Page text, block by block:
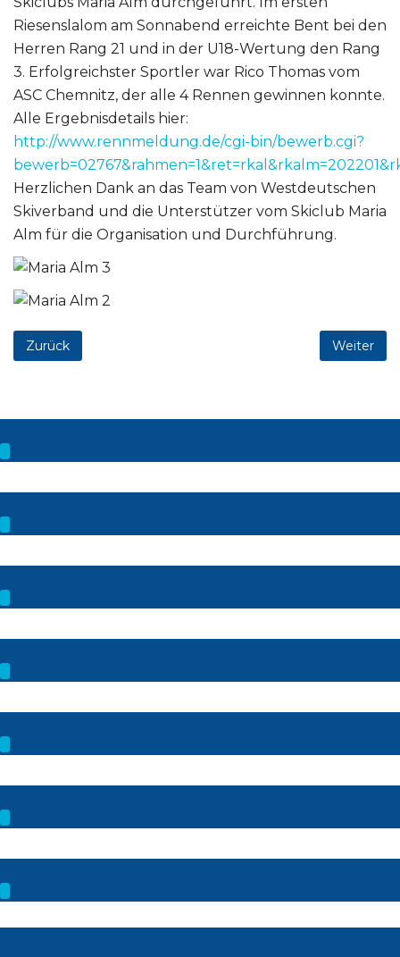
Riesenslalom am Sonnabend erreichte Bent bei den
Herren Rang 21 und in der U18-Wertung den Rang
3. Erfolgreichster Sportler war Rico Thomas vom
ASC Chemnitz, der alle 4 Rennen gewinnen konnte.
Alle Ergebnisdetails hier:
http://www.rennmeldung.de/cgi-bin/bewerb.cgi?
Herzlichen Dank an das Team von Westdeutschen
Skiverband und die Unterstützer vom Skiclub Maria
Alm für die Organisation und Durchführung.
Zurück Weiter